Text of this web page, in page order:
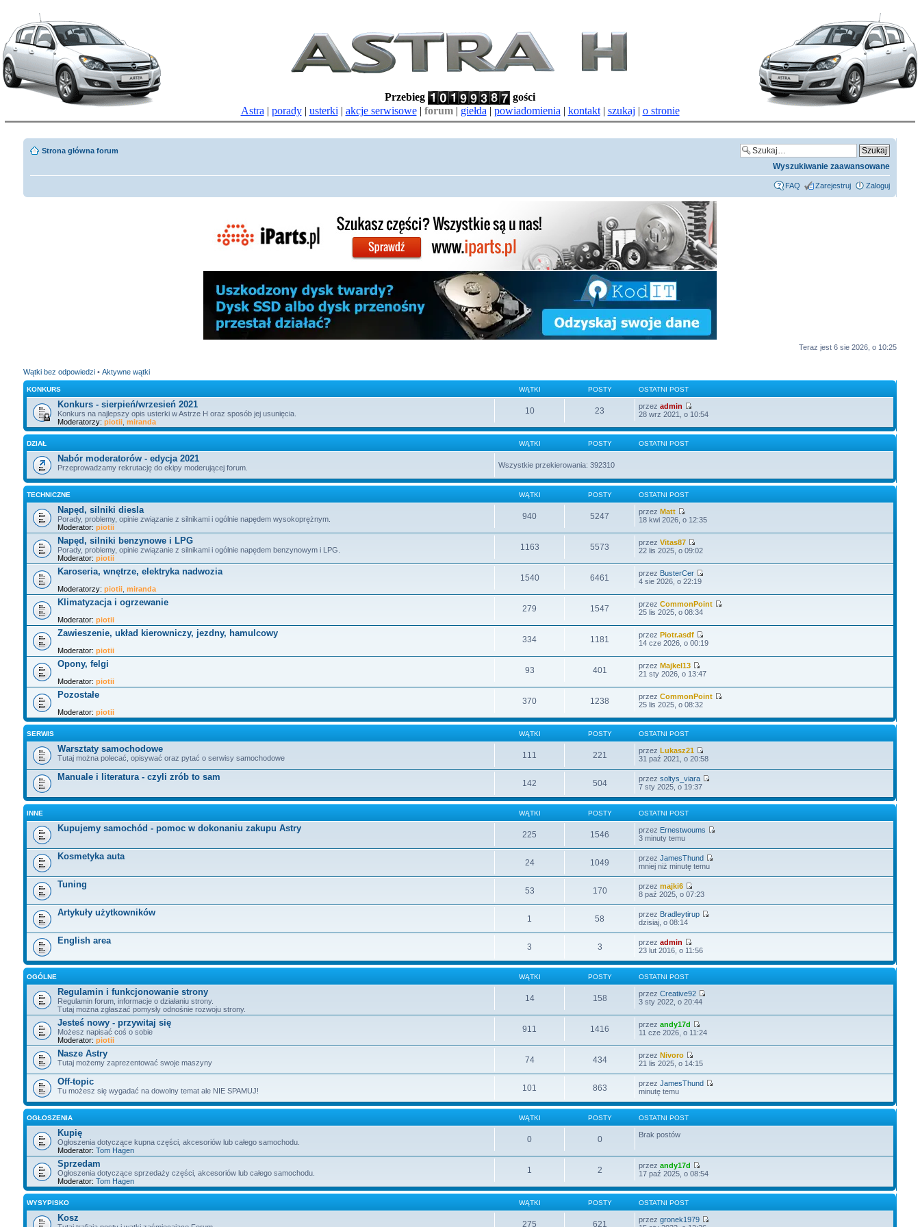
Przebieg
gości
Astra | porady| usterki | akcje serwisowe| forum| giełda | powiadomienia | kontakt| szukaj | o stronie
Strona główna forum
Wyszukiwanie zaawansowane
FAQ Zarejestruj Zaloguj
Teraz jest 6 sie 2026, o 10:25
Wątki bez odpowiedzi• Aktywne wątki
KONKURS WĄTKI POSTY OSTATNI POST
Konkurs - sierpień/wrzesień 2021
Konkurs na najlepszy opis usterki w Astrze H oraz sposób jej usunięcia.
Moderatorzy: piotii, miranda
10 23 przez admin
28 wrz 2021, o 10:54
DZIAŁ WĄTKI POSTY OSTATNI POST
Nabór moderatorów - edycja 2021
Przeprowadzamy rekrutację do ekipy moderującej forum. Wszystkie przekierowania: 392310
TECHNICZNE WĄTKI POSTY OSTATNI POST
Napęd, silniki diesla
Porady, problemy, opinie związanie z silnikami i ogólnie napędem wysokoprężnym.
Moderator: piotii
940 5247 przez Matt
18 kwi 2026, o 12:35
Napęd, silniki benzynowe i LPG
Porady, problemy, opinie związanie z silnikami i ogólnie napędem benzynowym i LPG.
Moderator: piotii
1163 5573 przez Vitas87
22 lis 2025, o 09:02
Karoseria, wnętrze, elektryka nadwozia
Moderatorzy: piotii, miranda
1540 6461 przez BusterCer
4 sie 2026, o 22:19
Klimatyzacja i ogrzewanie
Moderator: piotii
279 1547 przez CommonPoint
25 lis 2025, o 08:34
Zawieszenie, układ kierowniczy, jezdny, hamulcowy
Moderator: piotii
334 1181 przez Piotr.asdf
14 cze 2026, o 00:19
Opony, felgi
Moderator: piotii
93 401 przez Majkel13
21 sty 2026, o 13:47
Pozostałe
Moderator: piotii
370 1238 przez CommonPoint
25 lis 2025, o 08:32
SERWIS WĄTKI POSTY OSTATNI POST
Warsztaty samochodowe
Tutaj można polecać, opisywać oraz pytać o serwisy samochodowe 111 221 przez Lukasz21
31 paź 2021, o 20:58
Manuale i literatura - czyli zrób to sam
142 504 przez soltys_viara
7 sty 2025, o 19:37
INNE WĄTKI POSTY OSTATNI POST
Kupujemy samochód - pomoc w dokonaniu zakupu Astry
225 1546 przez Ernestwoums
3 minuty temu
Kosmetyka auta
24 1049 przez JamesThund
mniej niż minutę temu
Tuning
53 170 przez majki6
8 paź 2025, o 07:23
Artykuły użytkowników
1 58 przez Bradleytirup
dzisiaj, o 08:14
English area
3 3 przez admin
23 lut 2016, o 11:56
OGÓLNE WĄTKI POSTY OSTATNI POST
Regulamin i funkcjonowanie strony
Regulamin forum, informacje o działaniu strony.
Tutaj można zgłaszać pomysły odnośnie rozwoju strony.
14 158 przez Creative92
3 sty 2022, o 20:44
Jesteś nowy - przywitaj się
Możesz napisać coś o sobie
Moderator: piotii
911 1416 przez andy17d
11 cze 2026, o 11:24
Nasze Astry
Tutaj możemy zaprezentować swoje maszyny 74 434 przez Nivoro
21 lis 2025, o 14:15
Off-topic
Tu możesz się wygadać na dowolny temat ale NIE SPAMUJ! 101 863 przez JamesThund
minutę temu
OGŁOSZENIA WĄTKI POSTY OSTATNI POST
Kupię
Ogłoszenia dotyczące kupna części, akcesoriów lub całego samochodu.
Moderator: Tom Hagen
0 0 Brak postów
Sprzedam
Ogłoszenia dotyczące sprzedaży części, akcesoriów lub całego samochodu.
Moderator: Tom Hagen
1 2 przez andy17d
17 paź 2025, o 08:54
WYSYPISKO WĄTKI POSTY OSTATNI POST
Kosz
275 621 przez gronek1979